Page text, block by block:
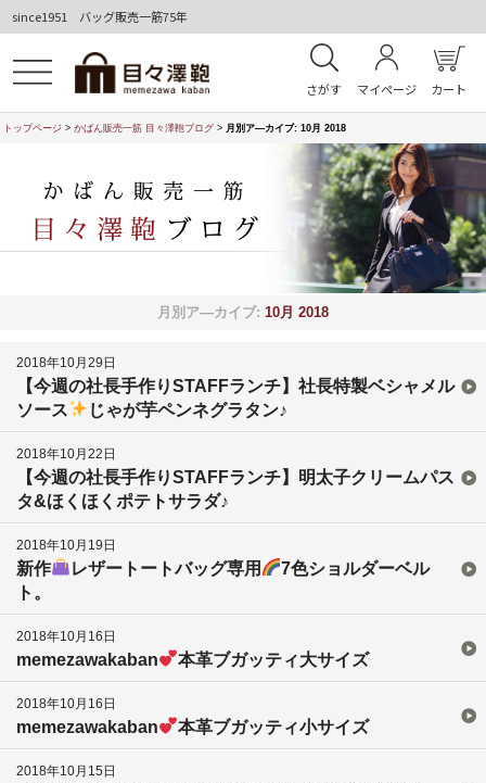
since1951 バッグ販売一筋75年
さがす マイページ カート
トップページ > かばん販売一筋 目々澤鞄ブログ > 月別ア―カイブ: 10月 2018
月別ア―カイブ: 10月 2018
2018年10月29日
【今週の社長手作りSTAFFランチ】社長特製ベシャメル
ソース
じゃが芋ペンネグラタン♪
2018年10月22日
【今週の社長手作りSTAFFランチ】明太子クリームパス
タ&ほくほくポテトサラダ♪
2018年10月19日
新作 レザートートバッグ専用
7色ショルダーベル
ト。
2018年10月16日
memezawakaban 本革ブガッティ大サイズ
2018年10月16日
memezawakaban 本革ブガッティ小サイズ
2018年10月15日